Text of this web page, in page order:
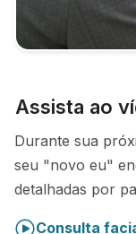
Assista ao
Durante sua
seu "novo eu"
detalhadas por
Consulta